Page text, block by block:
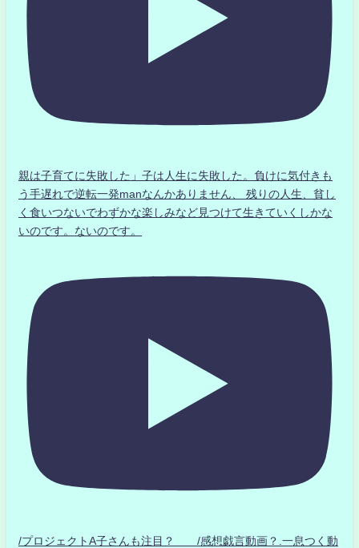
親は子育てに失敗した」子は人生に失敗した。負けに気付きも
う手遅れで逆転一発manなんかありません、 残りの人生、貧し
く食いつないでわずかな楽しみなど見つけて生きていくしかな
いのです。ないのです。
/プロジェクトA子さんも注目？ /感想戯言動画？.一息つく動